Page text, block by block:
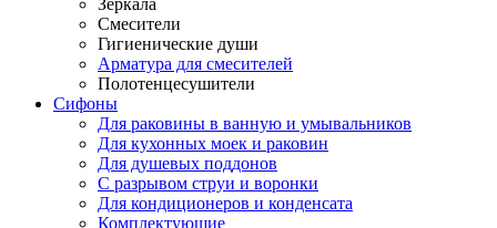
Зеркала
Смесители
Гигиенические души
Арматура для смесителей
Полотенцесушители
Сифоны
Для раковины в ванную и умывальников
Для кухонных моек и раковин
Для душевых поддонов
С разрывом струи и воронки
Для кондиционеров и конденсата
Комплектующие